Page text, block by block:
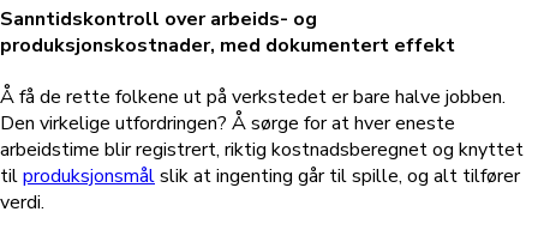
Sanntidskontroll over arbeids- og
produksjonskostnader, med dokumentert effekt
Å få de rette folkene ut på verkstedet er bare halve jobben.
Den virkelige utfordringen? Å sørge for at hver eneste
arbeidstime blir registrert, riktig kostnadsberegnet og knyttet
tilproduksjonsmålslik at ingenting går til spille, og alt tilfører
verdi.